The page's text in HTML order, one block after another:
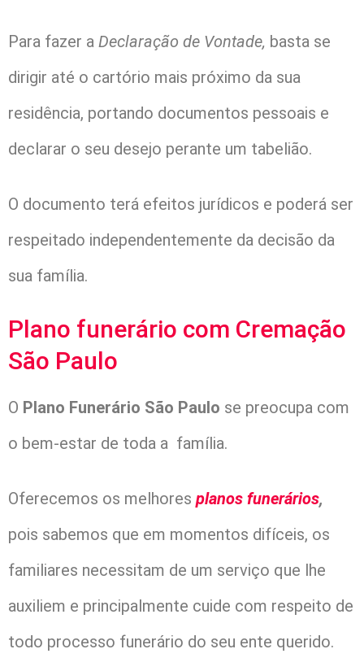
Para fazer a Declaração de Vontade, basta se
dirigir até o cartório mais próximo da sua
residência, portando documentos pessoais e
declarar o seu desejo perante um tabelião.
O documento terá efeitos jurídicos e poderá ser
respeitado independentemente da decisão da
sua família.
Plano funerário com Cremação
São Paulo
O Plano Funerário São Paulo se preocupa com
o bem-estar de toda a família.
Oferecemos os melhores planos funerários,
pois sabemos que em momentos difíceis, os
familiares necessitam de um serviço que lhe
auxiliem e principalmente cuide com respeito de
todo processo funerário do seu ente querido.